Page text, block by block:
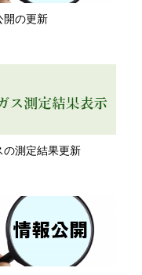
開の更新
の測定結果更新